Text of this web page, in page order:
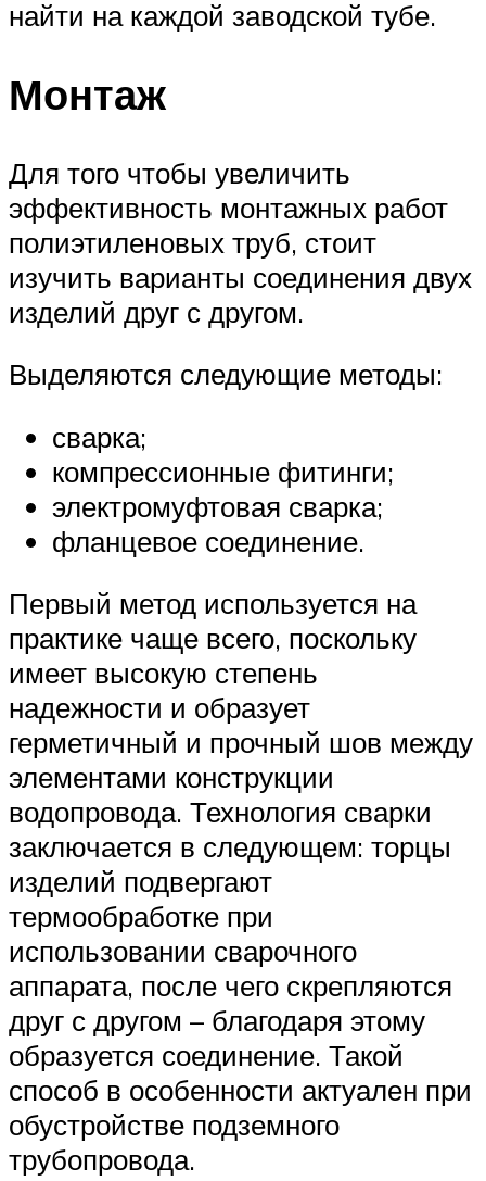
найти на каждой заводской тубе.
Монтаж
Для того чтобы увеличить
эффективность монтажных работ
полиэтиленовых труб, стоит
изучить варианты соединения двух
изделий друг с другом.
Выделяются следующие методы:
сварка;
компрессионные фитинги;
электромуфтовая сварка;
фланцевое соединение.
Первый метод используется на
практике чаще всего, поскольку
имеет высокую степень
надежности и образует
герметичный и прочный шов между
элементами конструкции
водопровода. Технология сварки
заключается в следующем: торцы
изделий подвергают
термообработке при
использовании сварочного
аппарата, после чего скрепляются
друг с другом – благодаря этому
образуется соединение. Такой
способ в особенности актуален при
обустройстве подземного
трубопровода.